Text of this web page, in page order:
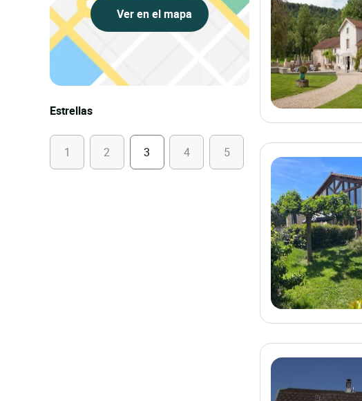
Ver en el mapa
Estrellas
1 2 3 4 5